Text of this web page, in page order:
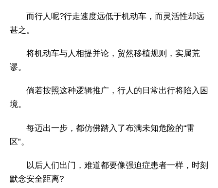
而行人呢?行走速度远低于机动车，而灵活性却远
甚之。
将机动车与人相提并论，贸然移植规则，实属荒
谬。
倘若按照这种逻辑推广，行人的日常出行将陷入困
境。
每迈出一步，都仿佛踏入了布满未知危险的“雷
区”。
以后人们出门，难道都要像强迫症患者一样，时刻
默念安全距离?